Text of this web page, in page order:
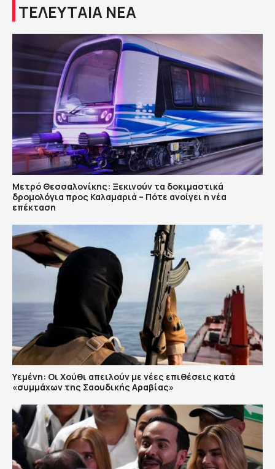
ΤΕΛΕΥΤΑΙΑ ΝΕΑ
Μετρό Θεσσαλονίκης: Ξεκινούν τα δοκιμαστικά
δρομολόγια προς Καλαμαριά – Πότε ανοίγει η νέα
επέκταση
Υεμένη: Οι Χούθι απειλούν με νέες επιθέσεις κατά
«συμμάχων της Σαουδικής Αραβίας»